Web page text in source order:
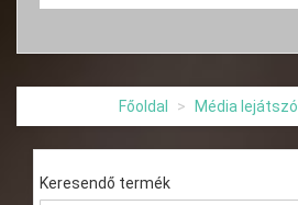
Főoldal Média lejátszó
Keresendő termék